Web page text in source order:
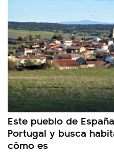
Este pueblo de
Portugal y busca
cómo es